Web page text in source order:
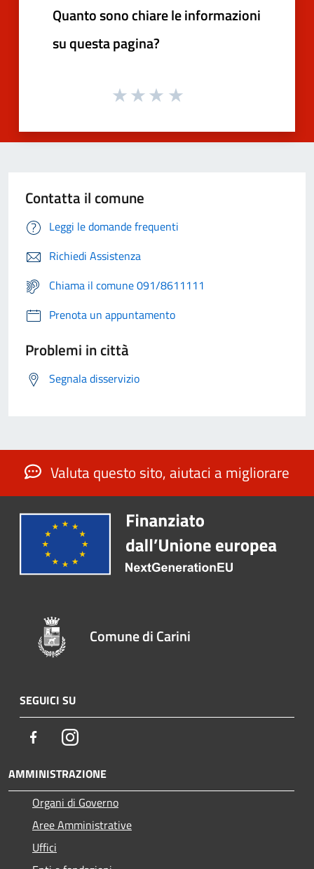
Quanto sono chiare le informazioni
su questa pagina?
Contatta il comune
Leggi le domande frequenti
Richiedi Assistenza
Chiama il comune 091/8611111
Prenota un appuntamento
Problemi in città
Segnala disservizio
Valuta questo sito, aiutaci a migliorare
Comune di Carini
SEGUICI SU
FacebookInstagram
AMMINISTRAZIONE
Organi di Governo
Aree Amministrative
Uffici